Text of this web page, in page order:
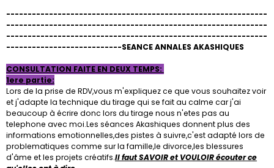
-------------------------------------------------------------
-------------------------------------------------------------
-------------------------------------------------------------
---------------------------SEANCE ANNALES AKASHIQUES
CONSULTATION FAITE EN DEUX TEMPS:
1ere partie:
Lors de la prise de RDV,vous m'expliquez ce que vous souhaitez voir
et j'adapte la technique du tirage qui se fait au calme car j'ai
beaucoup à écrire donc lors du tirage nous n'etes pas au
telephone avec moi.Les séances Akashiques donnent plus des
informations emotionnelles,des pistes à suivre,c'est adapté lors de
problematiques comme sur la famille,le divorce,les blessures
d'âme et les projets créatifs.Il faut SAVOIR et VOULOIR écouter ce